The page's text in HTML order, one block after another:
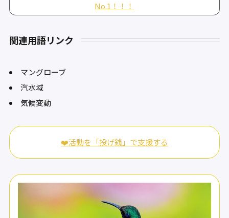
No.1！！！
関連用語リンク
マングローブ
汽水域
気候変動
❤️活動を「投げ銭」で支援する